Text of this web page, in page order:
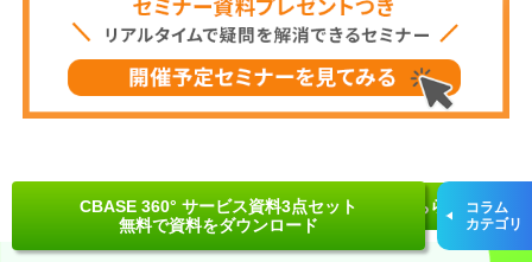
CBASE 360° サービス資料3点セット
無料で資料をダウンロード
コラム
カテゴリ
はじめてのCBASE 360° 資料3点セットはこちら